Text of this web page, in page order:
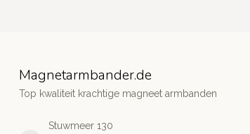
Magnetarmbander.de
Top kwaliteit krachtige magneet armbanden
Stuwmeer 130